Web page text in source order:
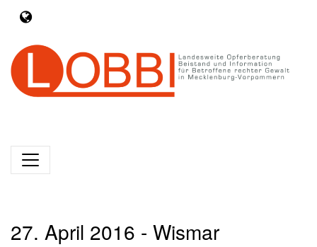
27. April 2016 - Wismar